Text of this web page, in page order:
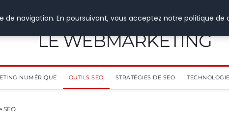
LE WEBMARKETING
NUMÉRIQUE OUTILS SEO STRATÉGIES DE SEO
SEO
de navigation. En poursuivant, vous acceptez notre politique de